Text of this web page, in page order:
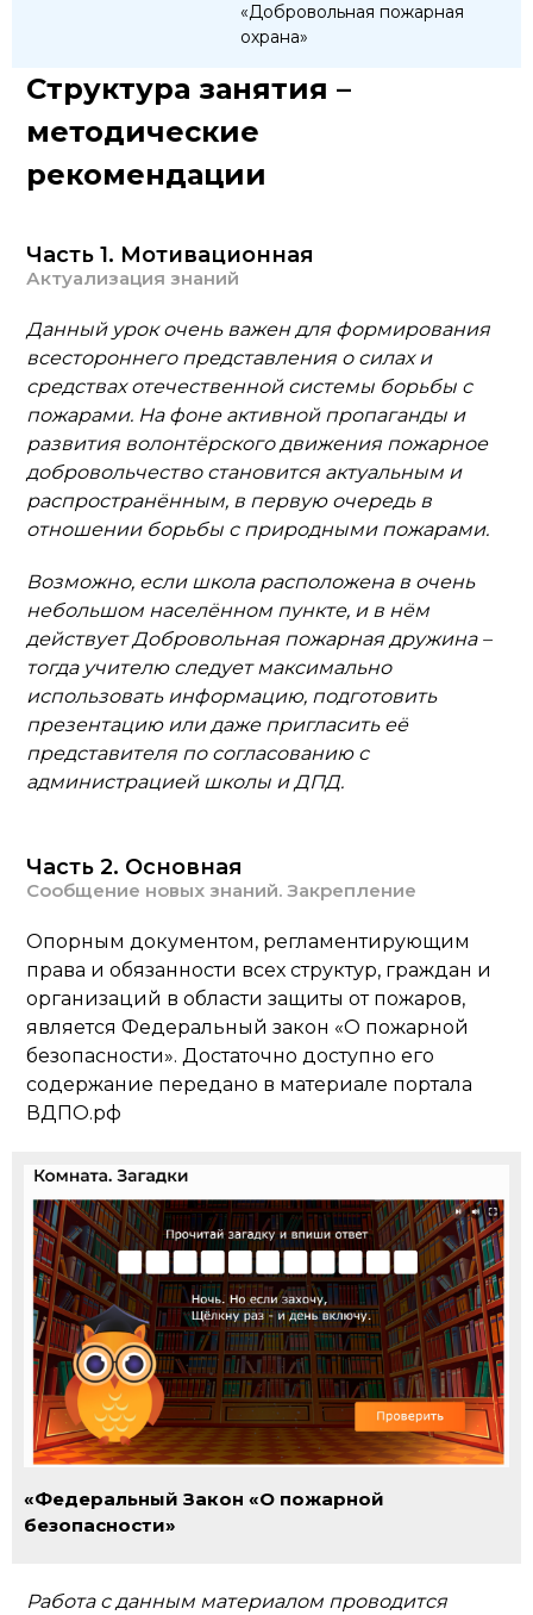
«Добровольная пожарная
охрана»
Структура занятия –
методические
рекомендации
Часть 1. Мотивационная
Актуализация знаний
Данный урок очень важен для формирования
всестороннего представления о силах и
средствах отечественной системы борьбы с
пожарами. На фоне активной пропаганды и
развития волонтёрского движения пожарное
добровольчество становится актуальным и
распространённым, в первую очередь в
отношении борьбы с природными пожарами.
Возможно, если школа расположена в очень
небольшом населённом пункте, и в нём
действует Добровольная пожарная дружина –
тогда учителю следует максимально
использовать информацию, подготовить
презентацию или даже пригласить её
представителя по согласованию с
администрацией школы и ДПД.
Часть 2. Основная
Сообщение новых знаний. Закрепление
Опорным документом, регламентирующим
права и обязанности всех структур, граждан и
организаций в области защиты от пожаров,
является Федеральный закон «О пожарной
безопасности». Достаточно доступно его
содержание передано в материале портала
ВДПО.рф
«Федеральный Закон «О пожарной
безопасности»
Работа с данным материалом проводится